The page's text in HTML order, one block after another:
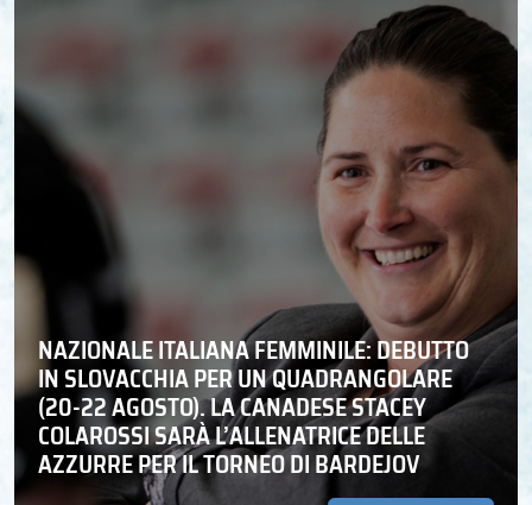
NAZIONALE ITALIANA FEMMINILE: DEBUTTO
IN SLOVACCHIA PER UN QUADRANGOLARE
(20-22 AGOSTO). LA CANADESE STACEY
COLAROSSI SARÀ L’ALLENATRICE DELLE
AZZURRE PER IL TORNEO DI BARDEJOV